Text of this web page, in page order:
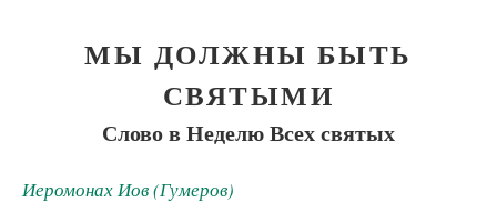
МЫ ДОЛЖНЫ БЫТЬ
СВЯТЫМИ
Слово в Неделю Всех святых
Иеромонах Иов (Гумеров)